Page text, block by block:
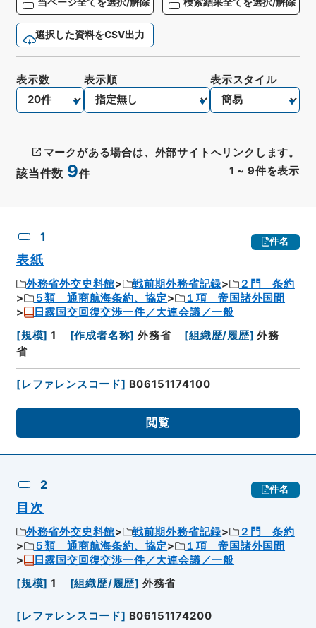
選択した資料をCSV出力
該当件数 9件 1 ~ 9件を表示
表示数 表示順 表示スタイル
マークがある場合は、外部サイトへリンクします。
1 件名
表紙
外務省外交史料館 戦前期外務省記録
２門 条約
５類 通商航海条約、協定
１項 帝国諸外国間
日露国交回復交渉一件／大連会議／一般
[規模] 1 [作成者名称] 外務省 [組織歴/履歴] 外務
省
[レファレンスコード] B06151174100
閲覧
2 件名
目次
外務省外交史料館 戦前期外務省記録
２門 条約
５類 通商航海条約、協定
１項 帝国諸外国間
日露国交回復交渉一件／大連会議／一般
[規模] 1 [組織歴/履歴] 外務省
[レファレンスコード] B06151174200